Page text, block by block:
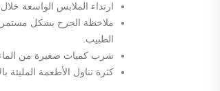
ارتداء الملابس الواسعة
ملاحظة الجرح بشكل مستمر
الطبيب.
شرب كميات صغيرة من الماء بعد 6 ساعات من
كثرة تناول الأطعمة المليئة